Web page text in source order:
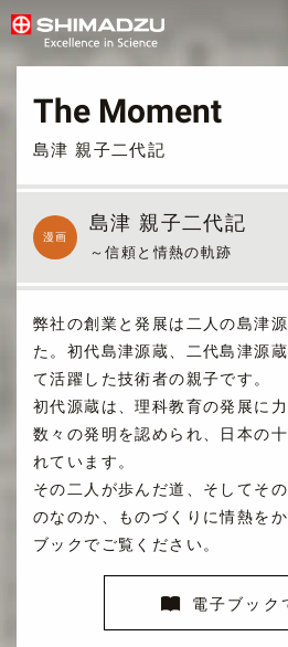
History
The
Movie
ENGLISH
The Moment
島津 親子二代記
漫画
島津 親子二代記
～信頼と情熱の軌跡
弊社の創業と発展は二人の島津
た。初代島津源蔵、二代島津源
て活躍した技術者の親子です。
初代源蔵は、理科教育の発展に
数々の発明を認められ、日本の
れています。
その二人が歩んだ道、そしてそ
のなのか、ものづくりに情熱を
ブックでご覧ください。
電子ブック